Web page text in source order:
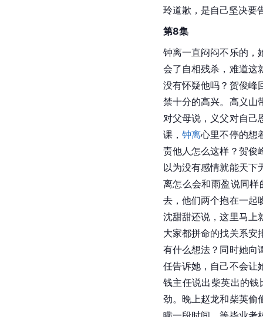
玲道歉，是自己坚决要
第8集
钟离一直闷闷不乐的，
会了自相残杀，难道这
没有怀疑他吗？贺俊峰
禁十分的高兴。高义山
对父母说，义父对自己
课，钟离心里不停的想
责他人怎么这样？贺俊
以为没有感情就能天下
离怎么会和雨盈说同
去，他们两个抱在一起
沈甜甜还说，这里马上
大家都拼命的找关系安
有什么想法？同时她向
任告诉她，自己不会让
钱主任说出柴英出的
劲。晚上赵龙和柴英偷